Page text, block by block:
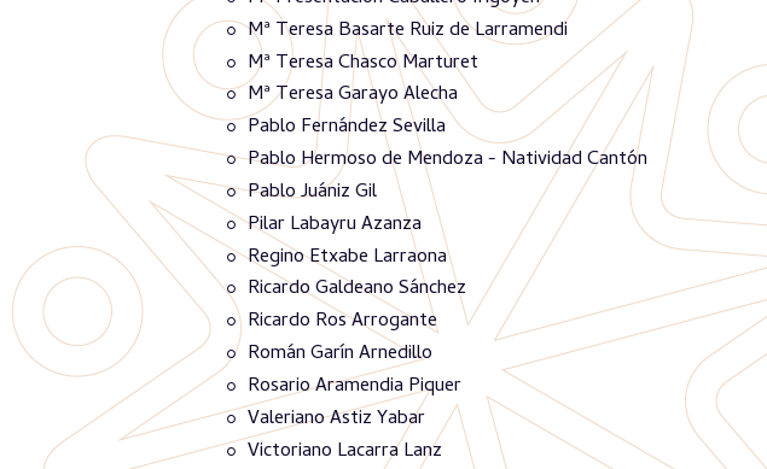
Mª Teresa Basarte Ruiz de Larramendi
Mª Teresa Chasco Marturet
Mª Teresa Garayo Alecha
Pablo Fernández Sevilla
Pablo Hermoso de Mendoza - Natividad Cantón
Pablo Juániz Gil
Pilar Labayru Azanza
Regino Etxabe Larraona
Ricardo Galdeano Sánchez
Ricardo Ros Arrogante
Román Garín Arnedillo
Rosario Aramendia Piquer
Valeriano Astiz Yabar
Victoriano Lacarra Lanz